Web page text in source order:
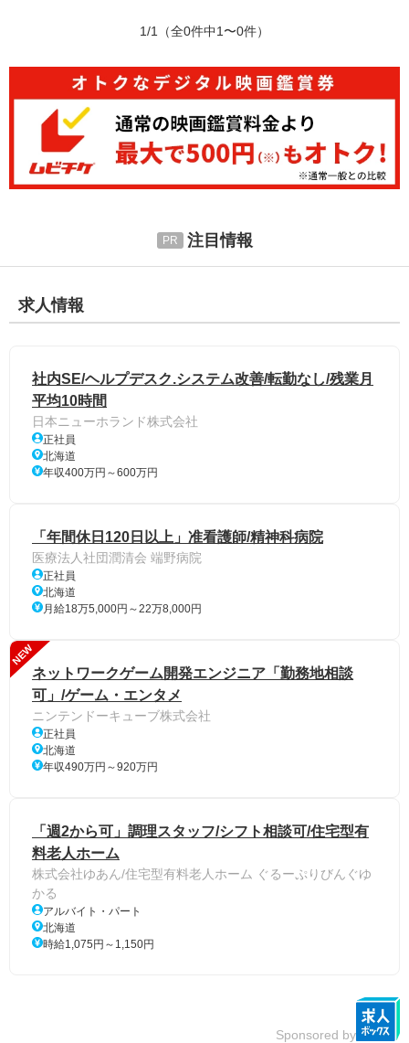
1/1 （全0件中1〜0件）
注目情報
求人情報
社内SE/ヘルプデスク.システム改善/転勤なし/残業月
平均10時間
日本ニューホランド株式会社
正社員
北海道
年収400万円～600万円
「年間休日120日以上」准看護師/精神科病院
医療法人社団潤清会 端野病院
正社員
北海道
月給18万5,000円～22万8,000円
NEW
ネットワークゲーム開発エンジニア「勤務地相談
可」/ゲーム・エンタメ
ニンテンドーキューブ株式会社
正社員
北海道
年収490万円～920万円
「週2から可」調理スタッフ/シフト相談可/住宅型有
料老人ホーム
株式会社ゆあん/住宅型有料老人ホーム ぐるーぷりびんぐゆ
かる
アルバイト・パート
北海道
時給1,075円～1,150円
Sponsored by